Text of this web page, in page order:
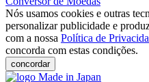
Nós usamos cookies e outras
personalizar publicidade e
com a nossa Política de
concorda com estas condições.
concordar